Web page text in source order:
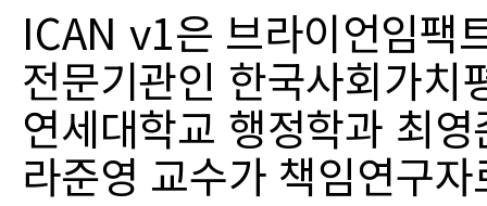
ICAN v1은 브라이언임팩
전문기관인 한국사회가치
연세대학교 행정학과 최
라준영 교수가 책임연구